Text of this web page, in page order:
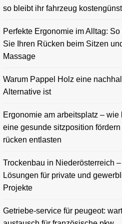
so bleibt ihr fahrzeug
Perfekte Ergonomie im Alltag: So
Sie Ihren Rücken beim Sitzen
Massage
Warum Pappel Holz eine
Alternative ist
Ergonomie am arbeitsplatz – wie
eine gesunde sitzposition fördern
rücken entlasten
Trockenbau in Niederösterreich
Lösungen für private und
Projekte
Getriebe-service für peugeot: